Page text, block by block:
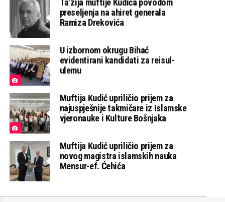
Ta’zija muftije Kudića povodom
preseljenja na ahiret generala
Ramiza Drekovića
U izbornom okrugu Bihać
evidentirani kandidati za reisul-
ulemu
Muftija Kudić upriličio prijem za
najuspješnije takmičare iz Islamske
vjeronauke i Kulture Bošnjaka
Muftija Kudić upriličio prijem za
novog magistra islamskih nauka
Mensur-ef. Ćehića